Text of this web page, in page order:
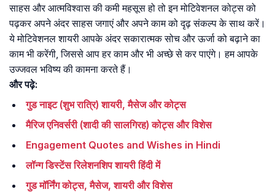
साहस और आत्मविश्वास की कमी महसूस हो तो इन मोटिवेशनल कोट्स को
पढ़कर अपने अंदर साहस जगाएं और अपने काम को दृढ़ संकल्प के साथ करें।
ये मोटिवेशनल शायरी आपके अंदर सकारात्मक सोच और ऊर्जा को बढ़ाने का
काम भी करेंगी, जिससे आप हर काम और भी अच्छे से कर पाएंगे। हम आपके
उज्जवल भविष्य की कामना करते हैं।
और पढ़े:
गुड नाइट (शुभ रात्रि) शायरी, मैसेज और कोट्स
मैरिज एनिवर्सरी (शादी की सालगिरह) कोट्स और विशेस
Engagement Quotes and Wishes in Hindi
लॉन्ग डिस्टेंस रिलेशनशिप शायरी हिंदी में
गुड मॉर्निंग कोट्स, मैसेज, शायरी और विशेस